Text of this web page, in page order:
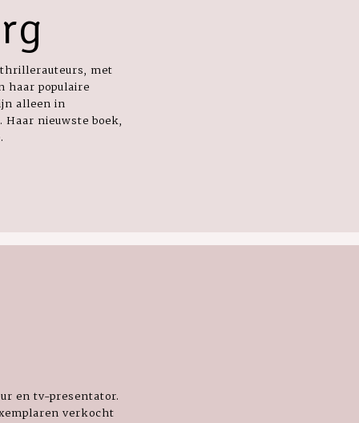
thrillerauteurs, met
haar populaire
alleen in
nieuwste boek,
en tv-presentator.
verkocht